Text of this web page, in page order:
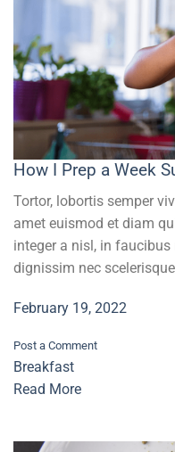
How I Prep a Week
Tortor, lobortis semper
amet euismod et diam
integer a nisl, in
dignissim nec scelerisque
February 19, 2022
Post a Comment
Breakfast
Read More